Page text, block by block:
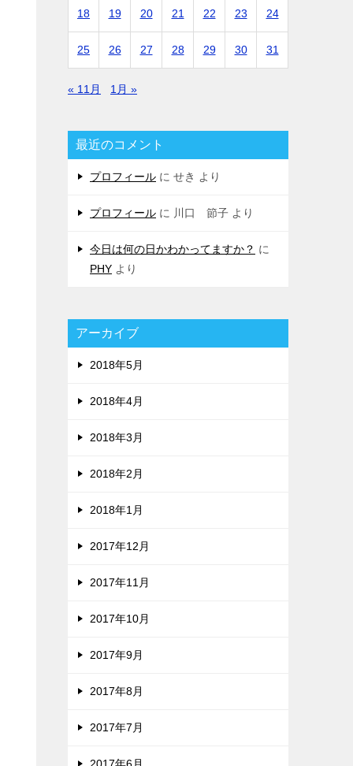
18 19 20 21 22 23 24
25 26 27 28 29 30 31
« 11月 1月 »
最近のコメント
プロフィール に せき より
プロフィール に 川口 節子 より
今日は何の日かわかってますか？ に
PHY より
アーカイブ
2018年5月
2018年4月
2018年3月
2018年2月
2018年1月
2017年12月
2017年11月
2017年10月
2017年9月
2017年8月
2017年7月